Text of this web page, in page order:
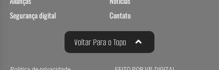
Segurança digital
Contato
Voltar Para o Topo